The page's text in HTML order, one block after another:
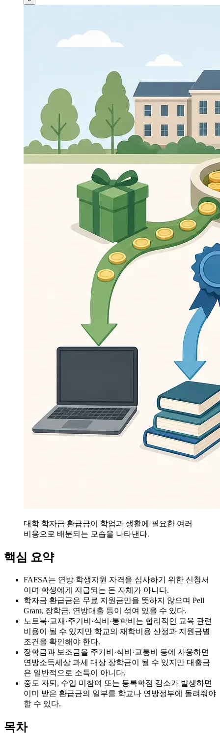
대학 학자금 환급금이 학업과 생활에 필요한 여러
비용으로 배분되는 모습을 나타낸다.
핵심 요약
FAFSA는 연방 학생지원 자격을 심사하기 위한 신청서
이며 학생에게 지급되는 돈 자체가 아니다.
학자금 환급금은 무료 지원금만을 뜻하지 않으며 Pell
Grant, 장학금, 연방대출 등이 섞여 있을 수 있다.
노트북·교재·주거비·식비·통학비는 합리적인 교육 관련
비용이 될 수 있지만 학교의 재학비용 산정과 지원금별
조건을 확인해야 한다.
장학금과 보조금을 주거비·식비·교통비 등에 사용하면
연방소득세상 과세 대상 장학금이 될 수 있지만 대출금
은 일반적으로 소득이 아니다.
중도 자퇴, 수업 미참여 또는 등록학점 감소가 발생하면
이미 받은 환급금의 일부를 학교나 연방정부에 돌려줘야
할 수 있다.
목차